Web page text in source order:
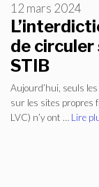
de circuler
STIB
12 mars 2024
Aujourd’hui, seuls
sur les sites propres
LVC) n’y ont … Lire